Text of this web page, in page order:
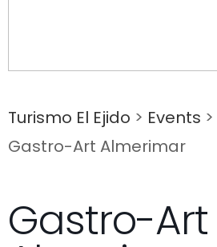
Turismo El Ejido > Events >
Gastro-Art Almerimar
Gastro-Art